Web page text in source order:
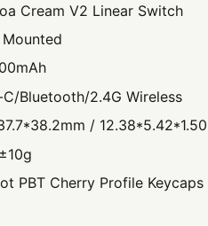
Cream V2 Linear Switch
Bluetooth/2.4G Wireless
/
PBT Cherry Profile Keycaps